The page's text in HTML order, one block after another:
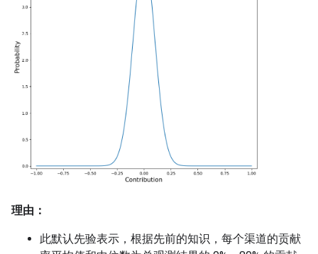
理由：
此默认先验表示，根据先前的知识，每个渠道的贡献